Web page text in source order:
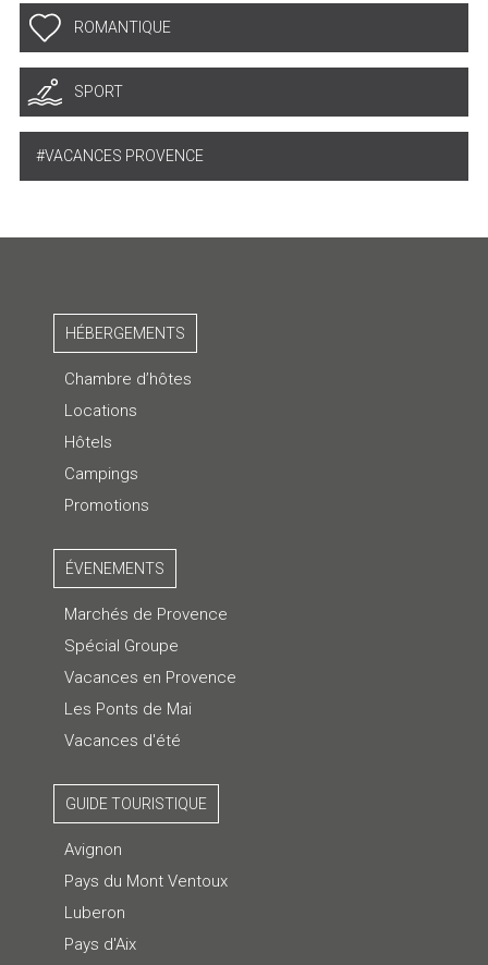
ROMANTIQUE
SPORT
VACANCES PROVENCE
HÉBERGEMENTS
Chambre d’hôtes
Locations
Hôtels
Campings
Promotions
ÉVENEMENTS
Marchés de Provence
Spécial Groupe
Vacances en Provence
Les Ponts de Mai
Vacances d'été
GUIDE TOURISTIQUE
Avignon
Pays du Mont Ventoux
Luberon
Pays d'Aix